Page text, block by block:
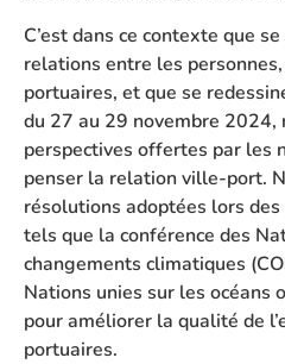
C’est dans ce contexte que
relations entre les
portuaires, et que se
du 27 au 29 novembre 2024,
perspectives offertes par les
penser la relation ville-port.
résolutions adoptées lors
tels que la conférence des
changements climatiques
Nations unies sur les océans
pour améliorer la qualité de
portuaires.